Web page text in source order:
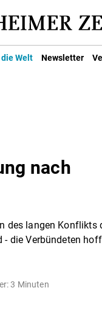
Welt Newsletter
nach
des langen Konflikts
- die Verbündeten
3 Minuten